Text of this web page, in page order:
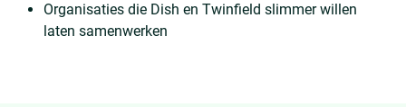
Organisaties die Dish en Twinfield slimmer willen
laten samenwerken